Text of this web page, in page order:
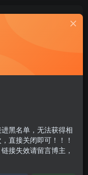
录游戏，只需要新
黑名单，无法获得相
直接关闭即可！！！
接失效请留言博主，